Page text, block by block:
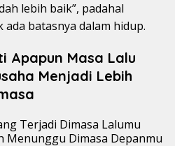
lebih baik”, padahal
batasnya dalam hidup.
Apapun Masa Lalu
Menjadi Lebih